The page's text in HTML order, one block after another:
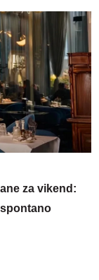
za vikend: